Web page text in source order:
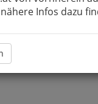
Infos dazu